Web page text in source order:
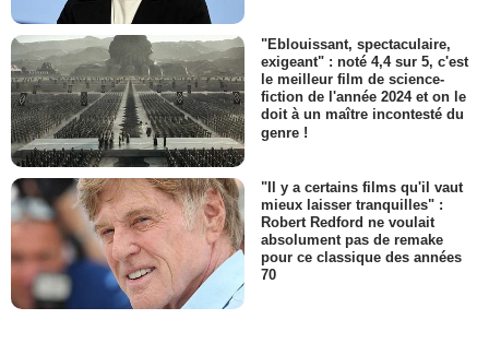
"Eblouissant, spectaculaire,
exigeant" : noté 4,4 sur 5, c'est
le meilleur film de science-
fiction de l'année 2024 et on le
doit à un maître incontesté du
genre !
"Il y a certains films qu'il vaut
mieux laisser tranquilles" :
Robert Redford ne voulait
absolument pas de remake
pour ce classique des années
70